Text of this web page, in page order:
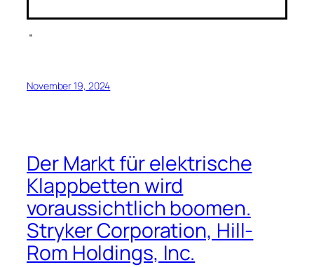
”
November 19, 2024
Der Markt für elektrische
Klappbetten wird
voraussichtlich boomen.
Stryker Corporation, Hill-
Rom Holdings, Inc.